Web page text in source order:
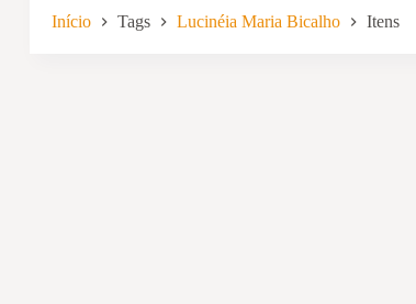
Início Tags Lucinéia Maria Bicalho Itens